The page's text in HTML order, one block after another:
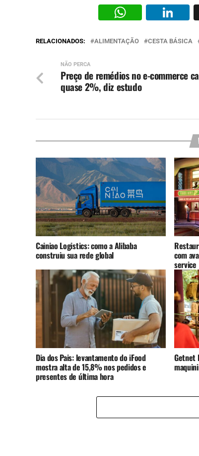
RELACIONADOS: ALIMENTAÇÃO CESTA BÁSICA
NÃO PERCA
Preço de remédios no e-commerce
quase 2%, diz estudo
Cainiao Logistics: como a Alibaba
construiu sua rede global com
service
Dia dos Pais: levantamento do iFood
mostra alta de 15,8% nos pedidos e
presentes de última hora
Getnet